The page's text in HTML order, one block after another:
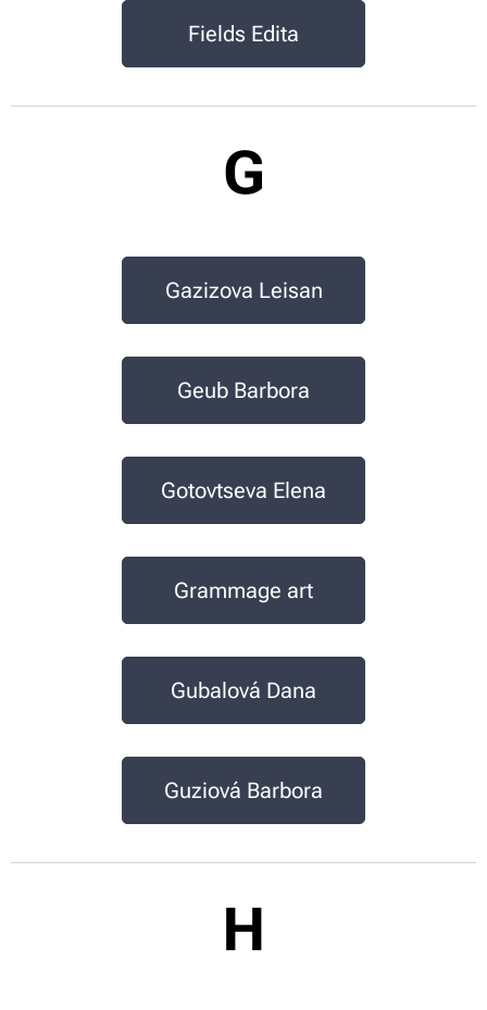
Fields Edita
G
Gazizova Leisan
Geub Barbora
Gotovtseva Elena
Grammage art
Gubalová Dana
Guziová Barbora
H